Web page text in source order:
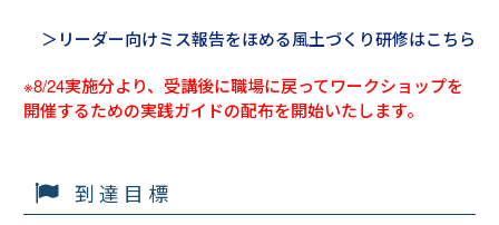
＞リーダー向けミス報告をほめる風土づくり研修はこちら
※8/24実施分より、受講後に職場に戻ってワークショップを
開催するための実践ガイドの配布を開始いたします。
到達目標